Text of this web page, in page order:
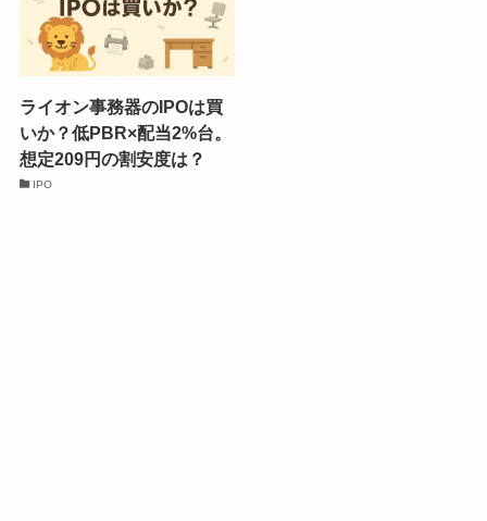
ライオン事務器のIPOは買
いか？低PBR×配当2%台。
想定209円の割安度は？
IPO